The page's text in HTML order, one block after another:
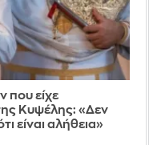
που είχε
Κυψέλης: «Δεν
είναι αλήθεια»